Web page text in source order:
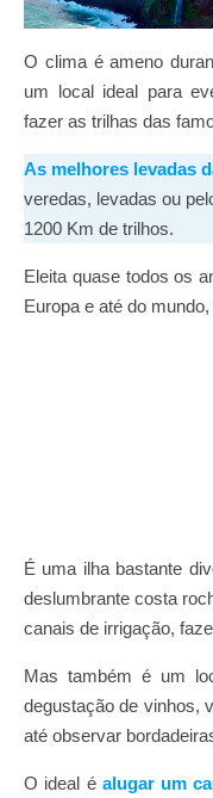
O clima é ameno
um local ideal para
fazer as trilhas das
As melhores levadas
veredas, levadas ou
1200 Km de trilhos.
Eleita quase todos os
Europa e até do
É uma ilha bastante
deslumbrante costa
canais de irrigação,
Mas também é um
degustação de vinhos,
até observar
O ideal é alugar um